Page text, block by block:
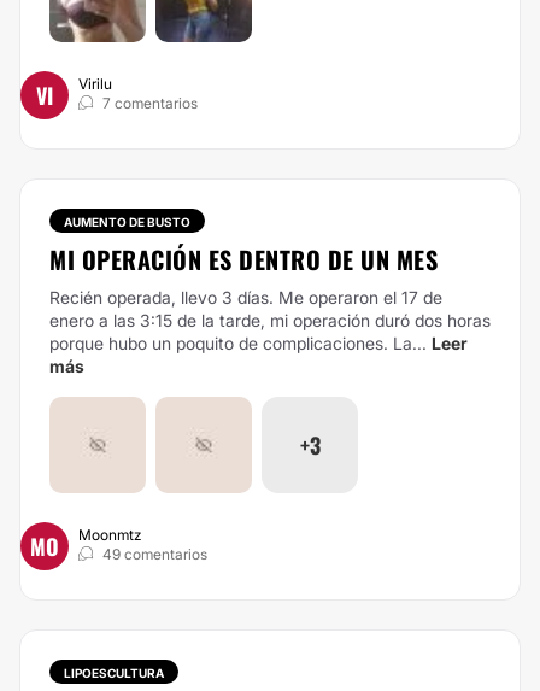
VI
Virilu
7 comentarios
AUMENTO DE BUSTO
MI OPERACIÓN ES DENTRO DE UN MES
Recién operada, llevo 3 días. Me operaron el 17 de
enero a las 3:15 de la tarde, mi operación duró dos horas
porque hubo un poquito de complicaciones. La... Leer
más
+3
MO
Moonmtz
49 comentarios
LIPOESCULTURA